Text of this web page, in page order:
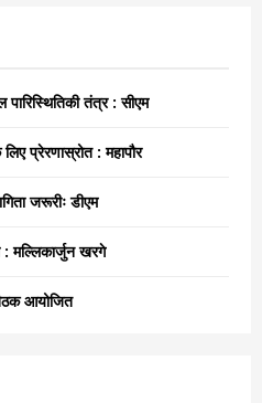
पारिस्थितिकी तंत्र : सीएम
प्रेरणास्रोत : महापौर
जरूरीः डीएम
: मल्लिकार्जुन खरगे
आयोजित